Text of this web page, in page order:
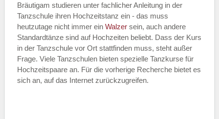
Dienstag
—
ÖFFNUNGSZEITEN HINZUFÜGEN
Bräutigam studieren unter fachlicher Anleitung in der
Tanzschule ihren Hochzeitstanz ein - das muss
heutzutage nicht immer ein Walzer sein, auch andere
Standardtänze sind auf Hochzeiten beliebt. Dass der Kurs
in der Tanzschule vor Ort stattfinden muss, steht außer
Frage. Viele Tanzschulen bieten spezielle Tanzkurse für
Hochzeitspaare an. Für die vorherige Recherche bietet es
sich an, auf das Internet zurückzugreifen.